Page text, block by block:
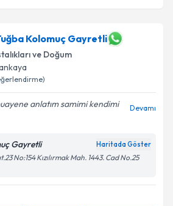
Kolomuç Gayretli
ve Doğum
anlatım samimi kendimi
Devamı
Gayretli Haritada Göster
No:154 Kızılırmak Mah. 1443. Cad No.25